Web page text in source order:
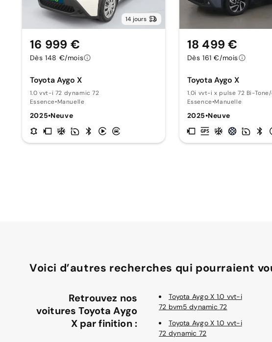
14 jours
Toyota Aygo X
1.0 vvt-i 72 dynamic 72
Essence•Manuelle
2025•Neuve
16 999 €
Dès 148 €/mois
Toyota Aygo X
1.0i vvt-i x pulse 72 Bi-
Essence•Manuelle
2025•Neuve
18 499 €
Dès 161 €/mois
Voici d’autres recherches qui pourraient
Retrouvez nos
voitures Toyota Aygo
X par finition :
Toyota Aygo X 1.0 vvt-i
72 bvm5 dynamic 72
Toyota Aygo X 1.0 vvt-i
72 dynamic 72